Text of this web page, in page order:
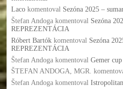
Lacokomentoval Sezóna 2025 –
Štefan Andogakomentoval Sezóna
REPREZENTÁCIA
Róbert Bartókkomentoval Sezóna
REPREZENTÁCIA
Štefan Andogakomentoval Gemer
ŠTEFAN ANDOGA, MGR.
Štefan Andogakomentoval